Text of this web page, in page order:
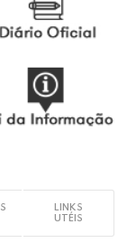
LINKS
UTÉIS